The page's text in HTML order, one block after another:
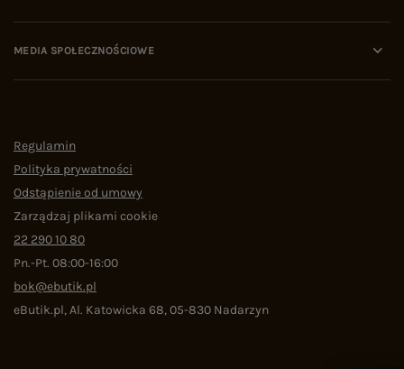
MEDIA SPOŁECZNOŚCIOWE
Regulamin
Polityka prywatności
Odstąpienie od umowy
Zarządzaj plikami cookie
22 290 10 80
Pn.-Pt. 08:00-16:00
bok@ebutik.pl
eButik.pl,Al. Katowicka 68,05-830 Nadarzyn